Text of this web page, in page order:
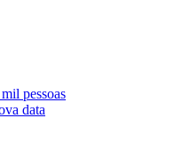
pessoas
data